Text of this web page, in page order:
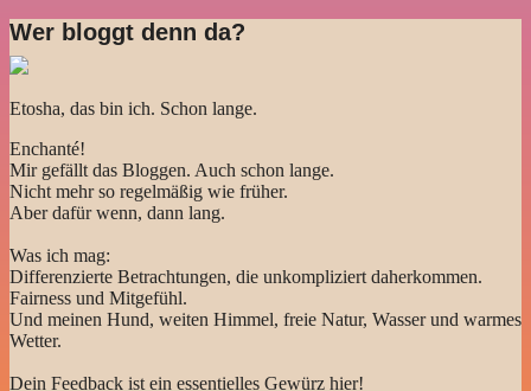
Wer bloggt denn da?
Etosha, das bin ich. Schon lange.
Enchanté!
Mir gefällt das Bloggen. Auch schon lange.
Nicht mehr so regelmäßig wie früher.
Aber dafür wenn, dann lang.
Was ich mag:
Differenzierte Betrachtungen, die unkompliziert daherkommen.
Fairness und Mitgefühl.
Und meinen Hund, weiten Himmel, freie Natur, Wasser und warmes
Wetter.
Dein Feedback ist ein essentielles Gewürz hier!